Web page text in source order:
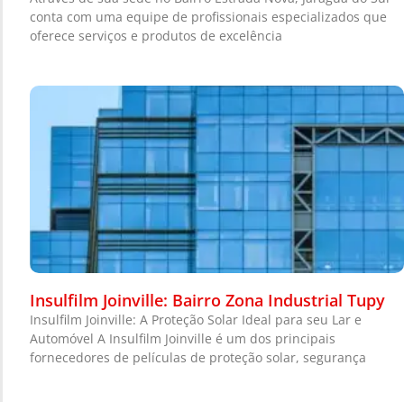
conta com uma equipe de profissionais especializados que
oferece serviços e produtos de excelência
Insulfilm Joinville: Bairro Zona Industrial Tupy
Insulfilm Joinville: A Proteção Solar Ideal para seu Lar e
Automóvel A Insulfilm Joinville é um dos principais
fornecedores de películas de proteção solar, segurança